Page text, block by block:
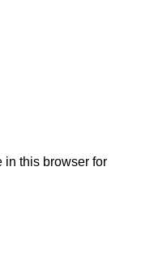
in this browser for